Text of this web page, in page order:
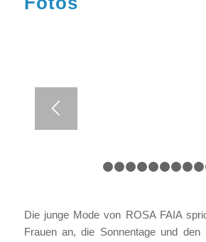
1 2 3
Die junge Mode von ROSA FAIA
Frauen an, die Sonnentage und den